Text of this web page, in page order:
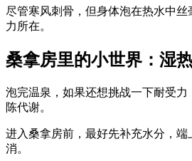
尽管寒风刺骨，但身体泡在热水中
力所在。
桑拿房里的小世界：湿
泡完温泉，如果还想挑战一下耐受
陈代谢。
进入桑拿房前，最好先补充水分，
消。